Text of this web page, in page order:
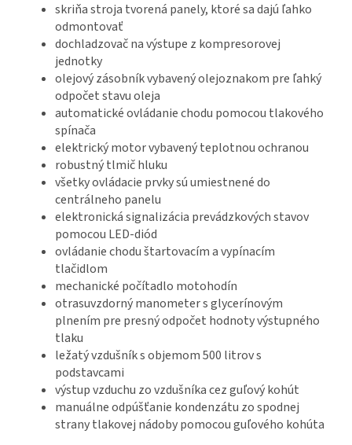
skriňa stroja tvorená panely, ktoré sa dajú ľahko
odmontovať
dochladzovač na výstupe z kompresorovej
jednotky
olejový zásobník vybavený olejoznakom pre ľahký
odpočet stavu oleja
automatické ovládanie chodu pomocou tlakového
spínača
elektrický motor vybavený teplotnou ochranou
robustný tlmič hluku
všetky ovládacie prvky sú umiestnené do
centrálneho panelu
elektronická signalizácia prevádzkových stavov
pomocou LED-diód
ovládanie chodu štartovacím a vypínacím
tlačidlom
mechanické počítadlo motohodín
otrasuvzdorný manometer s glycerínovým
plnením pre presný odpočet hodnoty výstupného
tlaku
ležatý vzdušník s objemom 500 litrov s
podstavcami
výstup vzduchu zo vzdušníka cez guľový kohút
manuálne odpúšťanie kondenzátu zo spodnej
strany tlakovej nádoby pomocou guľového kohúta